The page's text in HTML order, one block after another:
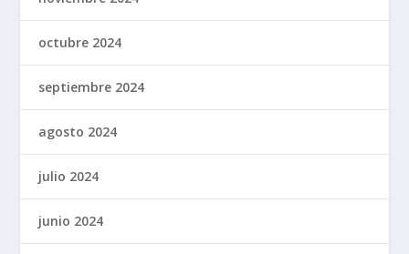
octubre 2024
septiembre 2024
agosto 2024
julio 2024
junio 2024